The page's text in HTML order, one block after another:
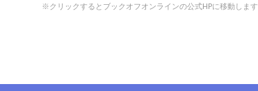
※クリックするとブックオフオンラインの公式HPに移動します